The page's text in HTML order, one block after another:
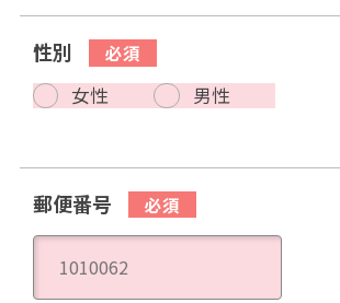
性別
女性 男性
郵便番号